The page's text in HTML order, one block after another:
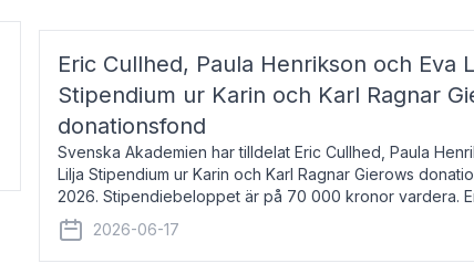
Eric Cullhed, Paula Henrikson och Eva
Stipendium ur Karin och Karl Ragnar
donationsfond
Svenska Akademien har tilldelat Eric Cullhed, Paula
Lilja Stipendium ur Karin och Karl Ragnar Gierows
2026. Stipendiebeloppet är på 70 000 kronor vardera.
född 1985, är professor i grekis
2026-06-17